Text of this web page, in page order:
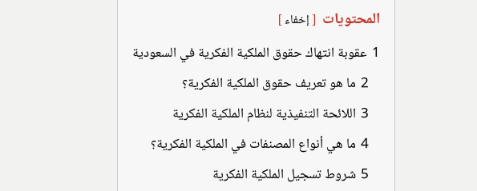
المحتويات إخفاء
1 عقوبة انتهاك حقوق الملكية الفكرية في السعودية
2 ما هو تعريف حقوق الملكية الفكرية؟
3 اللائحة التنفيذية لنظام الملكية الفكرية
4 ما هي أنواع المصنفات في الملكية الفكرية؟
5 شروط تسجيل الملكية الفكرية